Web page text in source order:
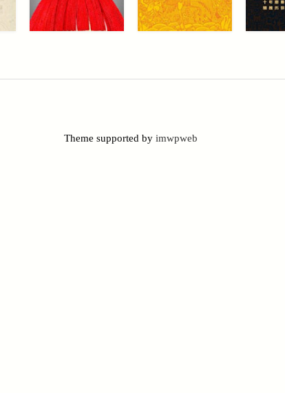
Theme supported by imwpweb